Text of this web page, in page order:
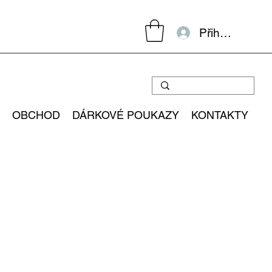
Přihlásit se
OBCHOD DÁRKOVÉ POUKAZY KONTAKTY